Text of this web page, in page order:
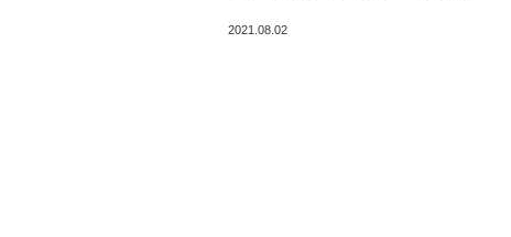
2021.08.02